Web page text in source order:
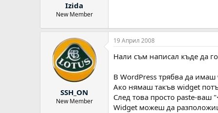
Izida
New Member
SSH_ON
New Member
19 Април 2008
Нали съм написал къде да
В WordPress трябва да
Ако нямаш такъв widget
След това просто paste-ваш
Widget можеш да